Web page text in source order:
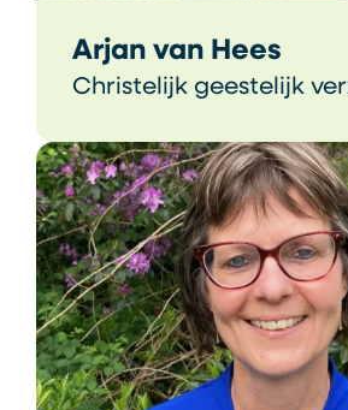
Arjan van Hees
Christelijk geestelijk